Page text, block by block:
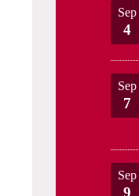
Sep
4
Sep
7
Sep
9